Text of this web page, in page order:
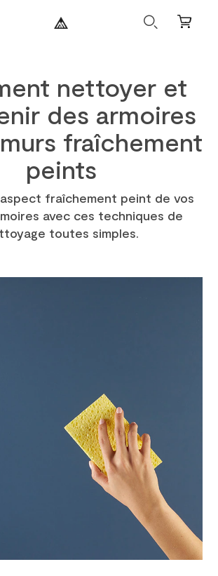
Recherche
Petit
nettoyer et
des armoires
fraîchement
peints
fraîchement peint de vos
avec ces techniques de
toutes simples.